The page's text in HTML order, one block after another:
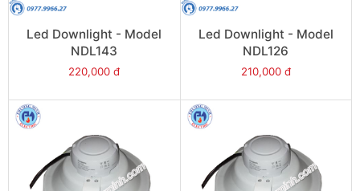
Led Downlight - Model
NDL143
220,000 đ
Led Downlight - Model
NDL126
210,000 đ